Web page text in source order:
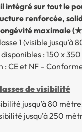
intégré sur tout le
renforcée,
maximale
1 (visible jusqu’à
: 150 x
CE et NF –
de visibilité
jusqu’à 80
jusqu’à 250